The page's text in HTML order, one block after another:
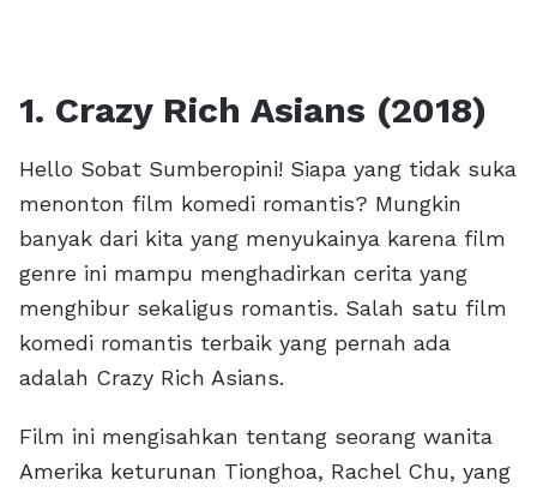
1. Crazy Rich Asians (2018)
Hello Sobat Sumberopini! Siapa yang tidak suka
menonton film komedi romantis? Mungkin
banyak dari kita yang menyukainya karena film
genre ini mampu menghadirkan cerita yang
menghibur sekaligus romantis. Salah satu film
komedi romantis terbaik yang pernah ada
adalah Crazy Rich Asians.
Film ini mengisahkan tentang seorang wanita
Amerika keturunan Tionghoa, Rachel Chu, yang